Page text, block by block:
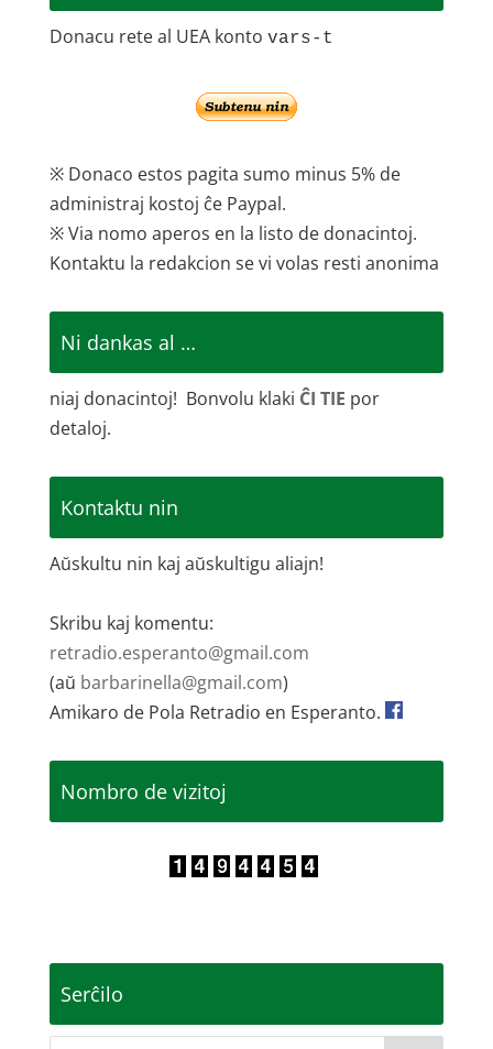
Donacu rete al UEA konto vars-t
※ Donaco estos pagita sumo minus 5% de
administraj kostoj ĉe Paypal.
※ Via nomo aperos en la listo de donacintoj.
Kontaktu la redakcion se vi volas resti anonima
Ni dankas al …
niaj donacintoj! Bonvolu klaki ĈI TIE por
detaloj.
Kontaktu nin
Aŭskultu nin kaj aŭskultigu aliajn!
Skribu kaj komentu:
retradio.esperanto@gmail.com
(aŭ barbarinella@gmail.com)
Amikaro de Pola Retradio en Esperanto.
Nombro de vizitoj
Serĉilo